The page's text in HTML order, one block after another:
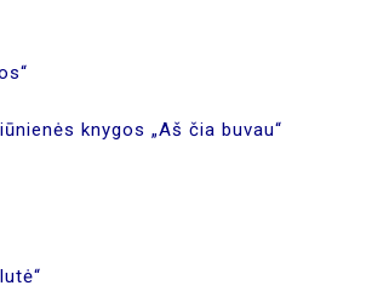
knygos „Aš čia buvau“